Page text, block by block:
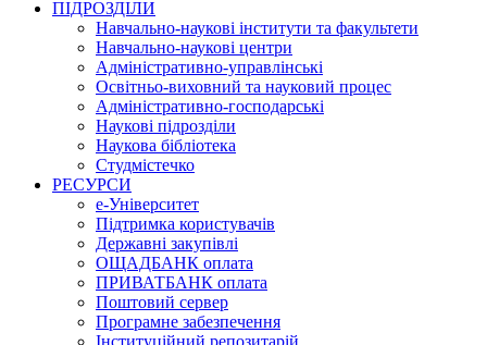
ПІДРОЗДІЛИ
Навчально-наукові інститути та факультети
Навчально-наукові центри
Адміністративно-управлінські
Освітньо-виховний та науковий процес
Адміністративно-господарські
Наукові підрозділи
Наукова бібліотека
Студмістечко
РЕСУРСИ
е-Університет
Підтримка користувачів
Державні закупівлі
ОЩАДБАНК оплата
ПРИВАТБАНК оплата
Поштовий сервер
Програмне забезпечення
Інституційний репозитарій